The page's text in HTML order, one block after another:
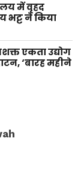
में वृहद
भट्ट ने किया
एकता उद्योग
‘बारह महीने